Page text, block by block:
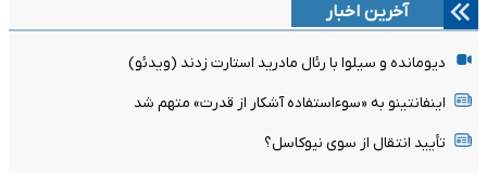
آخرین اخبار
دیومانده و سیلوا با رئال مادرید استارت زدند (ویدئو)
اینفانتینو به «سوءاستفاده آشکار از قدرت» متهم شد
تأیید انتقال از سوی نیوکاسل؟